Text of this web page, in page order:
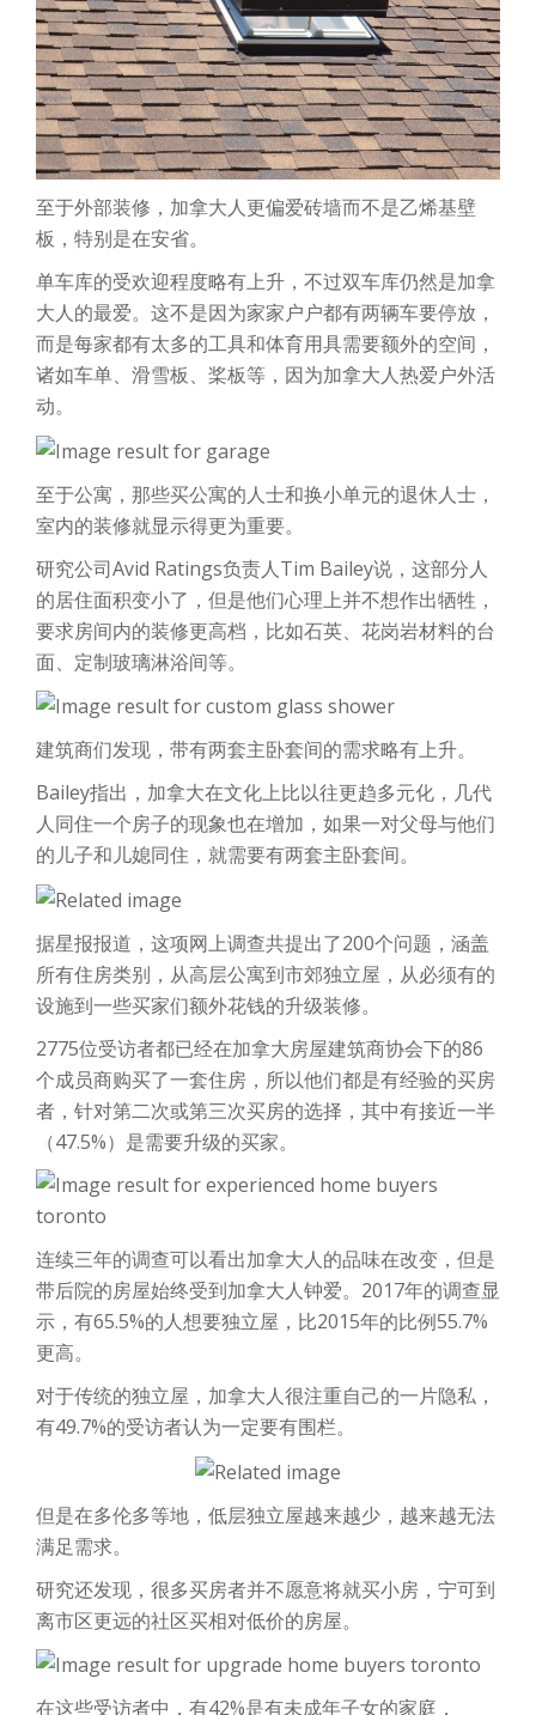
至于外部装修，加拿大人更偏爱砖墙而不是乙烯基壁
板，特别是在安省。
单车库的受欢迎程度略有上升，不过双车库仍然是加拿
大人的最爱。这不是因为家家户户都有两辆车要停放，
而是每家都有太多的工具和体育用具需要额外的空间，
诸如车单、滑雪板、桨板等，因为加拿大人热爱户外活
动。
至于公寓，那些买公寓的人士和换小单元的退休人士，
室内的装修就显示得更为重要。
研究公司Avid Ratings负责人Tim Bailey说，这部分人
的居住面积变小了，但是他们心理上并不想作出牺牲，
要求房间内的装修更高档，比如石英、花岗岩材料的台
面、定制玻璃淋浴间等。
建筑商们发现，带有两套主卧套间的需求略有上升。
Bailey指出，加拿大在文化上比以往更趋多元化，几代
人同住一个房子的现象也在增加，如果一对父母与他们
的儿子和儿媳同住，就需要有两套主卧套间。
据星报报道，这项网上调查共提出了200个问题，涵盖
所有住房类别，从高层公寓到市郊独立屋，从必须有的
设施到一些买家们额外花钱的升级装修。
2775位受访者都已经在加拿大房屋建筑商协会下的86
个成员商购买了一套住房，所以他们都是有经验的买房
者，针对第二次或第三次买房的选择，其中有接近一半
（47.5%）是需要升级的买家。
连续三年的调查可以看出加拿大人的品味在改变，但是
带后院的房屋始终受到加拿大人钟爱。2017年的调查显
示，有65.5%的人想要独立屋，比2015年的比例55.7%
更高。
对于传统的独立屋，加拿大人很注重自己的一片隐私，
有49.7%的受访者认为一定要有围栏。
但是在多伦多等地，低层独立屋越来越少，越来越无法
满足需求。
研究还发现，很多买房者并不愿意将就买小房，宁可到
离市区更远的社区买相对低价的房屋。
在这些受访者中，有42%是有未成年子女的家庭，